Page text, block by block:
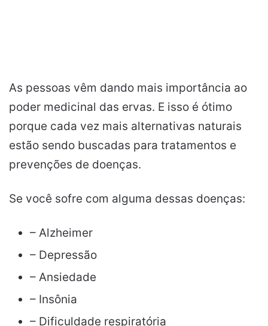
As pessoas vêm dando mais importância ao
poder medicinal das ervas. E isso é ótimo
porque cada vez mais alternativas naturais
estão sendo buscadas para tratamentos e
prevenções de doenças.
Se você sofre com alguma dessas doenças:
– Alzheimer
– Depressão
– Ansiedade
– Insônia
– Dificuldade respiratória